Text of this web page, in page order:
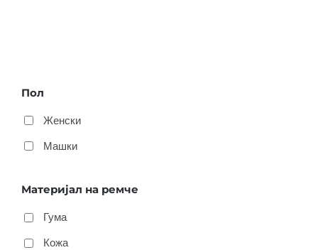
Пол
Женски
Машки
Материјал на ремче
Гума
Кожа